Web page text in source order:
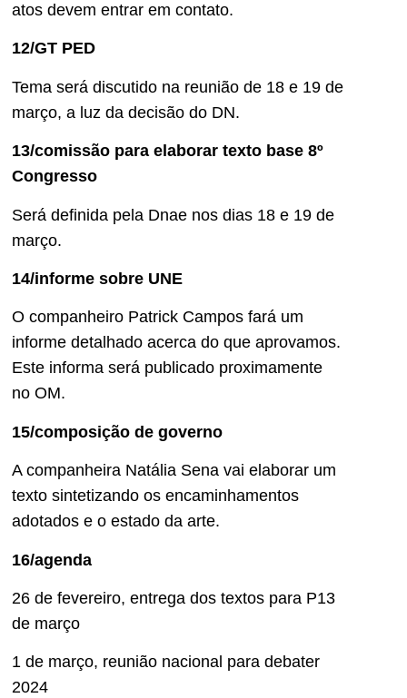
atos devem entrar em contato.
12/GT PED
Tema será discutido na reunião de 18 e 19 de
março, a luz da decisão do DN.
13/comissão para elaborar texto base 8º
Congresso
Será definida pela Dnae nos dias 18 e 19 de
março.
14/informe sobre UNE
O companheiro Patrick Campos fará um
informe detalhado acerca do que aprovamos.
Este informa será publicado proximamente
no OM.
15/composição de governo
A companheira Natália Sena vai elaborar um
texto sintetizando os encaminhamentos
adotados e o estado da arte.
16/agenda
26 de fevereiro, entrega dos textos para P13
de março
1 de março, reunião nacional para debater
2024